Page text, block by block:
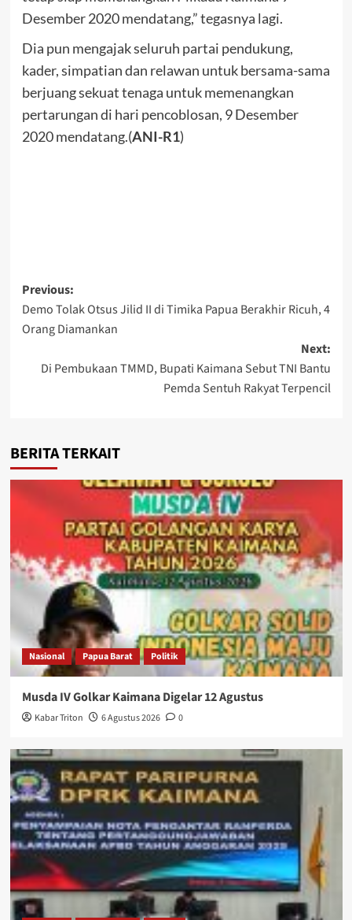
Desember 2020 mendatang,” tegasnya lagi.
Dia pun mengajak seluruh partai pendukung,
kader, simpatian dan relawan untuk bersama-sama
berjuang sekuat tenaga untuk memenangkan
pertarungan di hari pencoblosan, 9 Desember
2020 mendatang.(ANI-R1)
Post
navigation
Previous:
Demo Tolak Otsus Jilid II di Timika Papua Berakhir Ricuh, 4
Orang Diamankan
Next:
Di Pembukaan TMMD, Bupati Kaimana Sebut TNI Bantu
Pemda Sentuh Rakyat Terpencil
BERITA TERKAIT
Nasional Papua Barat Politik
Musda IV Golkar Kaimana Digelar 12 Agustus
Kabar Triton 6 Agustus 2026 0